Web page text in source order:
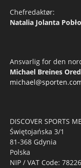
Chefredaktør:
Natalia Jolanta
Ansvarlig for den
Michael Breines
DISCOVER SPORTS
Świętojańska 3/1
81-368 Gdynia
Polska
NIP / VAT Code: